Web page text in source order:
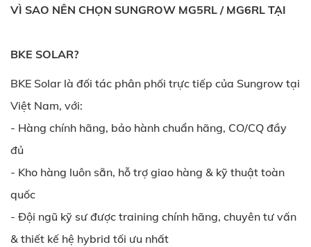
VÌ SAO NÊN CHỌN SUNGROW MG5RL / MG6RL TẠI
BKE SOLAR?
BKE Solar là đối tác phân phối trực tiếp của Sungrow tại
Việt Nam, với:
- Hàng chính hãng, bảo hành chuẩn hãng, CO/CQ đầy
đủ
- Kho hàng luôn sẵn, hỗ trợ giao hàng & kỹ thuật toàn
quốc
- Đội ngũ kỹ sư được training chính hãng, chuyên tư vấn
& thiết kế hệ hybrid tối ưu nhất